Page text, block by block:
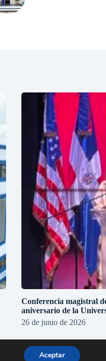
Conferencia magistral
aniversario de la
26 de junio de 2026
Aceptar